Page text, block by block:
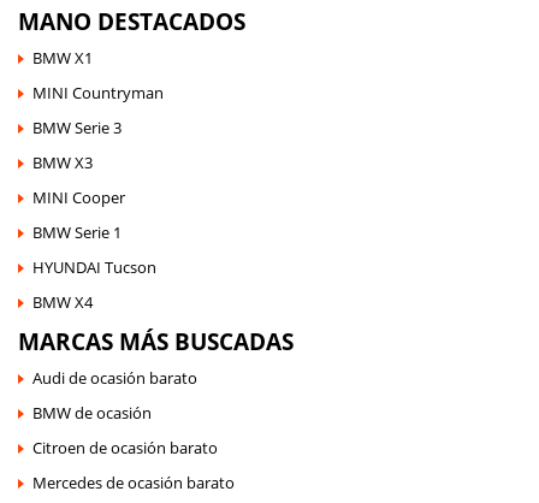
MANO DESTACADOS
BMW X1
MINI Countryman
BMW Serie 3
BMW X3
MINI Cooper
BMW Serie 1
HYUNDAI Tucson
BMW X4
MARCAS MÁS BUSCADAS
Audi de ocasión barato
BMW de ocasión
Citroen de ocasión barato
Mercedes de ocasión barato